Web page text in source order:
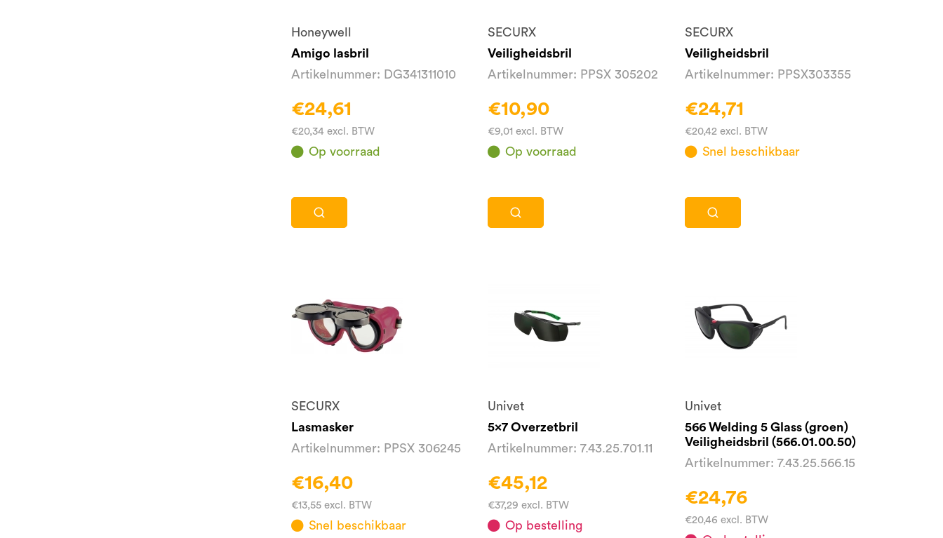
Honeywell
Amigo lasbril
Artikelnummer: DG341311010
€24,61
€20,34 excl. BTW
Op voorraad
SECURX
Veiligheidsbril
Artikelnummer: PPSX 305202
€10,90
€9,01 excl. BTW
Op voorraad
SECURX
Veiligheidsbril
Artikelnummer: PPSX303355
€24,71
€20,42 excl. BTW
Snel beschikbaar
SECURX
Lasmasker
Artikelnummer: PPSX 306245
€16,40
€13,55 excl. BTW
Snel beschikbaar
Univet
5x7 Overzetbril
Artikelnummer: 7.43.25.701.11
€45,12
€37,29 excl. BTW
Op bestelling
Univet
566 Welding 5 Glass (groen)
Veiligheidsbril (566.01.00.50)
Artikelnummer: 7.43.25.566.15
€24,76
€20,46 excl. BTW